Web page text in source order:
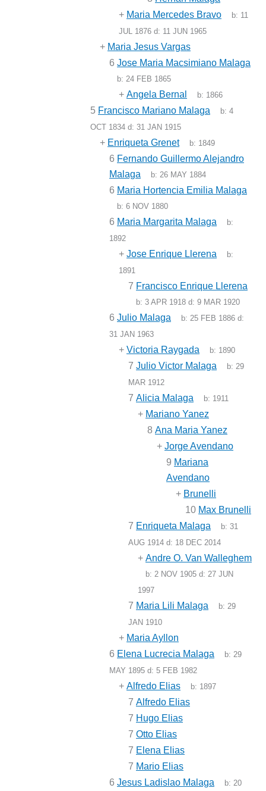
+ Maria Mercedes Bravo b: 11
JUL 1876 d: 11 JUN 1965
+ Maria Jesus Vargas
6 Jose Maria Macsimiano Malaga
b:24 FEB 1865
+ Angela Bernal b: 1866
5 Francisco Mariano Malaga b:4
OCT 1834 d: 31 JAN 1915
+ Enriqueta Grenet b: 1849
6 Fernando Guillermo Alejandro
Malaga
b:26 MAY 1884
6 Maria Hortencia Emilia Malaga
b:6 NOV 1880
6 Maria Margarita Malaga
b:
1892
+ Jose Enrique Llerena
b:
1891
7 Francisco Enrique Llerena
b:3 APR 1918 d:9 MAR 1920
6 Julio Malaga b:25 FEB 1886 d:
31 JAN 1963
+ Victoria Raygada b: 1890
7 Julio Victor Malaga b:29
MAR 1912
7 Alicia Malaga b: 1911
+ Mariano Yanez
8 Ana Maria Yanez
+ Jorge Avendano
9 Mariana
Avendano
+ Brunelli
10 Max Brunelli
7 Enriqueta Malaga b:31
AUG 1914 d: 18 DEC 2014
+ Andre O. Van Walleghem
b:2 NOV 1905 d:27 JUN
1997
7 Maria Lili Malaga b:29
JAN 1910
+ Maria Ayllon
6 Elena Lucrecia Malaga b:29
MAY 1895 d: 5 FEB 1982
+ Alfredo Elias b: 1897
7 Alfredo Elias
7 Hugo Elias
7 Otto Elias
7 Elena Elias
7 Mario Elias
6 Jesus Ladislao Malaga b:20